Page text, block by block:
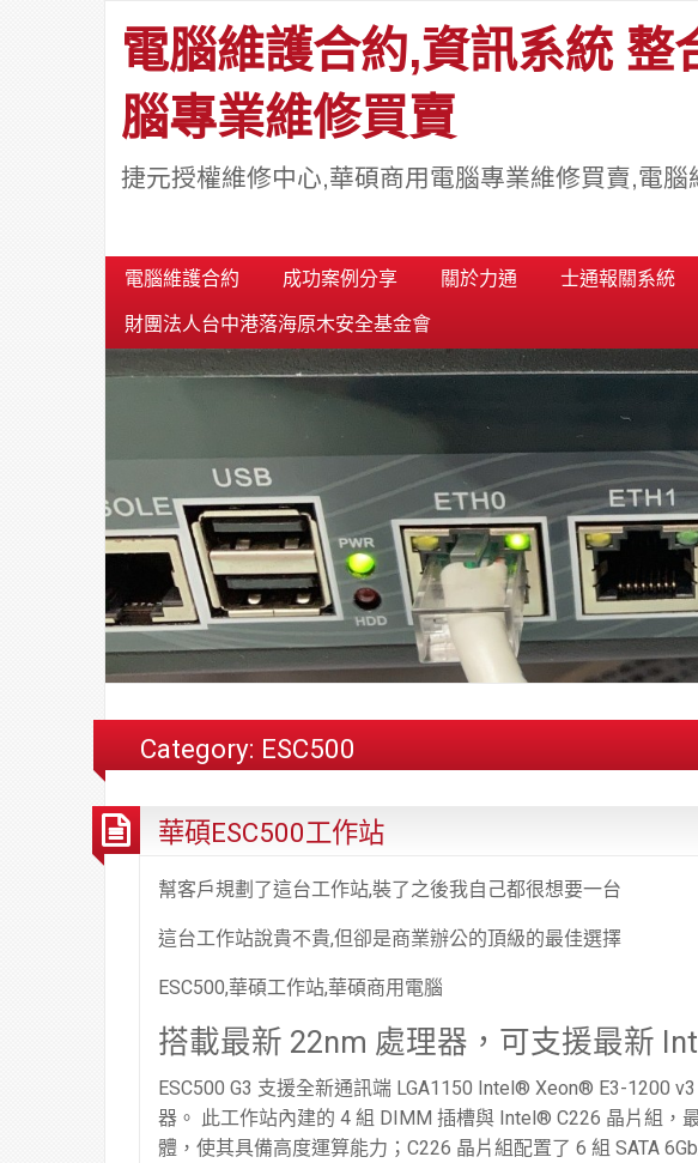
電腦維護合約,資訊系統
腦專業維修買賣
捷元授權維修中心,華碩商用電腦專業維修買賣,電腦
電腦維護合約 成功案例分享 關於力通 士通報關系統
財團法人台中港落海原木安全基金會
Category: ESC500
華碩ESC500工作站
幫客戶規劃了這台工作站,裝了之後我自己都很想要一台
這台工作站說貴不貴,但卻是商業辦公的頂級的最佳選擇
ESC500,華碩工作站,華碩商用電腦
搭載最新 22nm 處理器，可支援最新
ESC500 G3 支援全新通訊端 LGA1150 Intel® Xeon® E3-1200
器。 此工作站內建的 4 組 DIMM 插槽與 Intel® C226 晶片組，
體，使其具備高度運算能力；C226 晶片組配置了 6 組 SATA